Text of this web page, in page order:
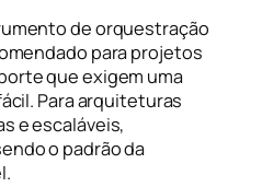
de orquestração
para projetos
que exigem uma
Para arquiteturas
e escaláveis,
o padrão da